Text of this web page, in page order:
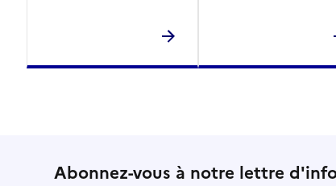
Abonnez-vous à notre lettre